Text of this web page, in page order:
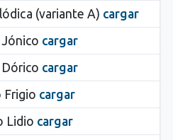
(variante A) cargar
cargar
cargar
Frigio cargar
Lidio cargar